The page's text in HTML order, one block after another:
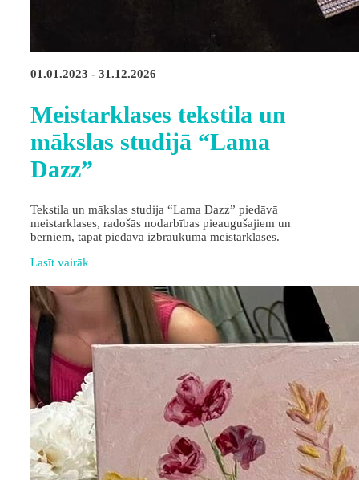
01.01.2023 - 31.12.2026
Meistarklases tekstila un
mākslas studijā “Lama
Dazz”
Tekstila un mākslas studija “Lama Dazz” piedāvā
meistarklases, radošās nodarbības pieaugušajiem un
bērniem, tāpat piedāvā izbraukuma meistarklases.
Lasīt vairāk